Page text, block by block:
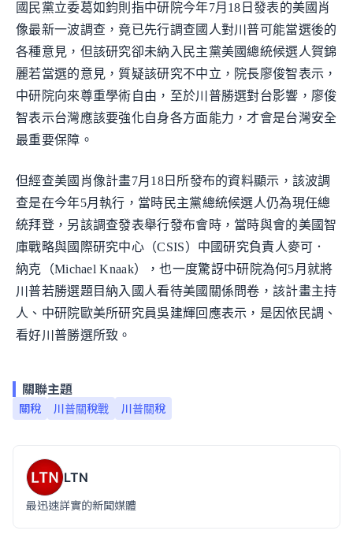
國民黨立委葛如鈞則指中研院今年7月18日發表的美國肖
像最新一波調查，竟已先行調查國人對川普可能當選後的
各種意見，但該研究卻未納入民主黨美國總統候選人賀錦
麗若當選的意見，質疑該研究不中立，院長廖俊智表示，
中研院向來尊重學術自由，至於川普勝選對台影響，廖俊
智表示台灣應該要強化自身各方面能力，才會是台灣安全
最重要保障。
但經查美國肖像計畫7月18日所發布的資料顯示，該波調
查是在今年5月執行，當時民主黨總統候選人仍為現任總
統拜登，另該調查發表舉行發布會時，當時與會的美國智
庫戰略與國際研究中心（CSIS）中國研究負責人麥可．
納克（Michael Knaak），也一度驚訝中研院為何5月就將
川普若勝選題目納入國人看待美國關係問卷，該計畫主持
人、中研院歐美所研究員吳建輝回應表示，是因依民調、
看好川普勝選所致。
關聯主題
關稅 川普關稅戰 川普關稅
LTN
最迅速詳實的新聞媒體